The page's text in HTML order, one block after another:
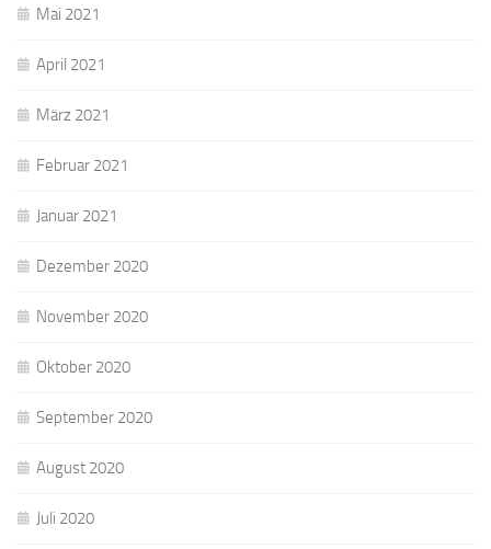
Mai 2021
April 2021
März 2021
Februar 2021
Januar 2021
Dezember 2020
November 2020
Oktober 2020
September 2020
August 2020
Juli 2020